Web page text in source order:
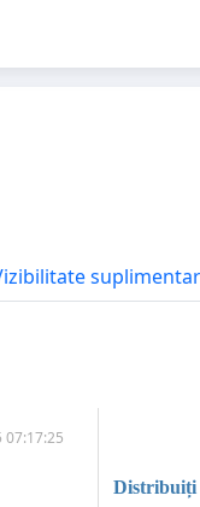
07:17:25
Distribuiți